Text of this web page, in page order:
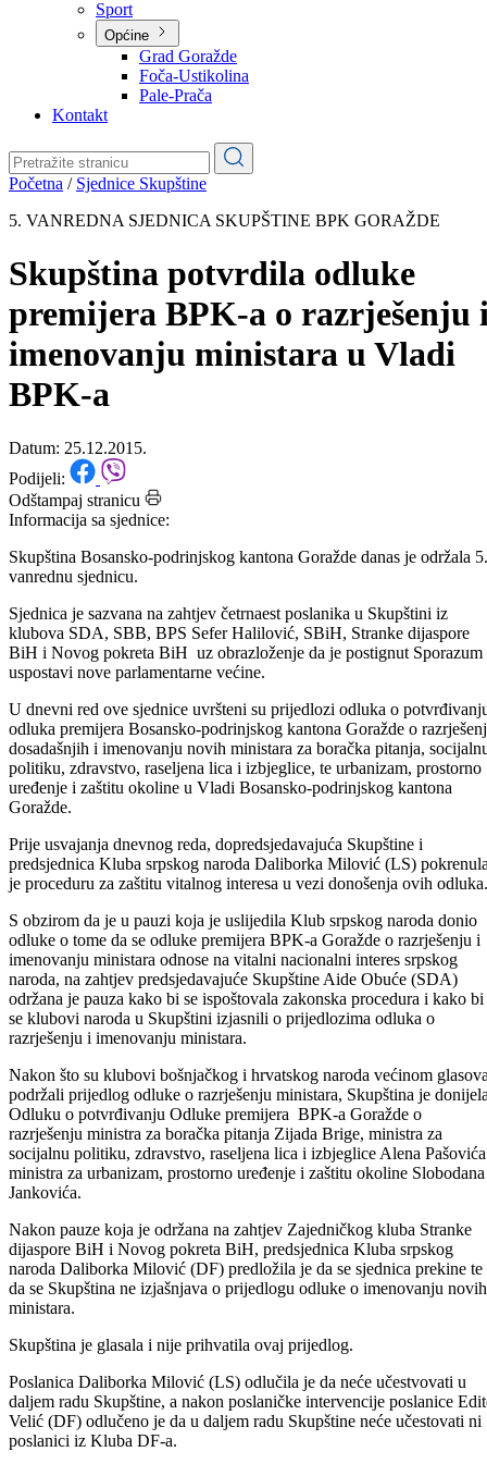
Privreda
Turizam
Obrazovanje
Općine
Pale-Prača
Kontakt
5. VANREDNA SJEDNICA SKUPŠTINE BPK GORAŽDE
Skupština potvrdila odluke
premijera BPK-a o razrješenju
imenovanju ministara u Vladi
BPK-a
Datum: 25.12.2015.
Odštampaj stranicu
Informacija sa sjednice:
Skupština Bosansko-podrinjskog kantona Goražde danas je održala 5.
vanrednu sjednicu.
Sjednica je sazvana na zahtjev četrnaest poslanika u Skupštini iz
BiH i Novog pokreta BiH uz obrazloženje da je postignut Sporazum
uspostavi nove parlamentarne većine.
U dnevni red ove sjednice uvršteni su prijedlozi odluka o
odluka premijera Bosansko-podrinjskog kantona Goražde o
dosadašnjih i imenovanju novih ministara za boračka pitanja,
uređenje i zaštitu okoline u Vladi Bosansko-podrinjskog kantona
Goražde.
predsjednica Kluba srpskog naroda Daliborka Milović (LS)
je proceduru za zaštitu vitalnog interesa u vezi donošenja ovih odluka.
S obzirom da je u pauzi koja je uslijedila Klub srpskog naroda donio
odluke o tome da se odluke premijera BPK-a Goražde o razrješenju i
imenovanju ministara odnose na vitalni nacionalni interes srpskog
naroda, na zahtjev predsjedavajuće Skupštine Aide Obuće (SDA)
se klubovi naroda u Skupštini izjasnili o prijedlozima odluka o
razrješenju i imenovanju ministara.
Nakon što su klubovi bošnjačkog i hrvatskog naroda većinom
podržali prijedlog odluke o razrješenju ministara, Skupština je
Odluku o potvrđivanju Odluke premijera BPK-a Goražde o
razrješenju ministra za boračka pitanja Zijada Brige, ministra za
ministra za urbanizam, prostorno uređenje i zaštitu okoline Slobodana
Jankovića.
Nakon pauze koja je održana na zahtjev Zajedničkog kluba Stranke
dijaspore BiH i Novog pokreta BiH, predsjednica Kluba srpskog
da se Skupština ne izjašnjava o prijedlogu odluke o imenovanju novih
Skupština je glasala i nije prihvatila ovaj prijedlog.
Poslanica Daliborka Milović (LS) odlučila je da neće učestvovati u